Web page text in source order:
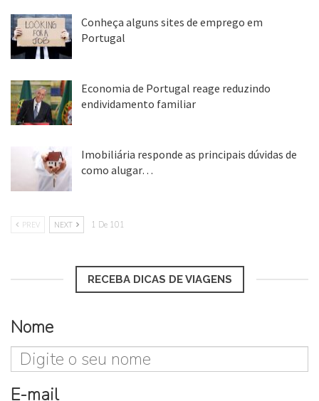
Conheça alguns sites de emprego em
Portugal
Economia de Portugal reage reduzindo
endividamento familiar
Imobiliária responde as principais dúvidas de
como alugar…
PREV NEXT 1 De 101
RECEBA DICAS DE VIAGENS
Nome
E-mail